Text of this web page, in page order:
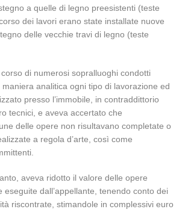
a quelle di legno preesistenti (teste
dei lavori erano state installate nuove
delle vecchie travi di legno (teste
di numerosi sopralluoghi condotti
analitica ogni tipo di lavorazione ed
presso l’immobile, in contraddittorio
tecnici, e aveva accertato che
delle opere non risultavano completate o
a regola d’arte, così come
aveva ridotto il valore delle opere
eseguite dall’appellante, tenendo conto dei
riscontrate, stimandole in complessivi euro